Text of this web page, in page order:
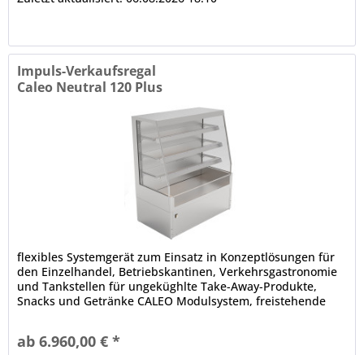
Impuls-Verkaufsregal
Caleo Neutral 120 Plus
flexibles Systemgerät zum Einsatz in Konzeptlösungen für
den Einzelhandel, Betriebskantinen, Verkehrsgastronomie
und Tankstellen für ungeküghlte Take-Away-Produkte,
Snacks und Getränke CALEO Modulsystem, freistehende
x je Etage) dicht verschweißte Innenwanne elektronische...
ab 6.960,00 € *